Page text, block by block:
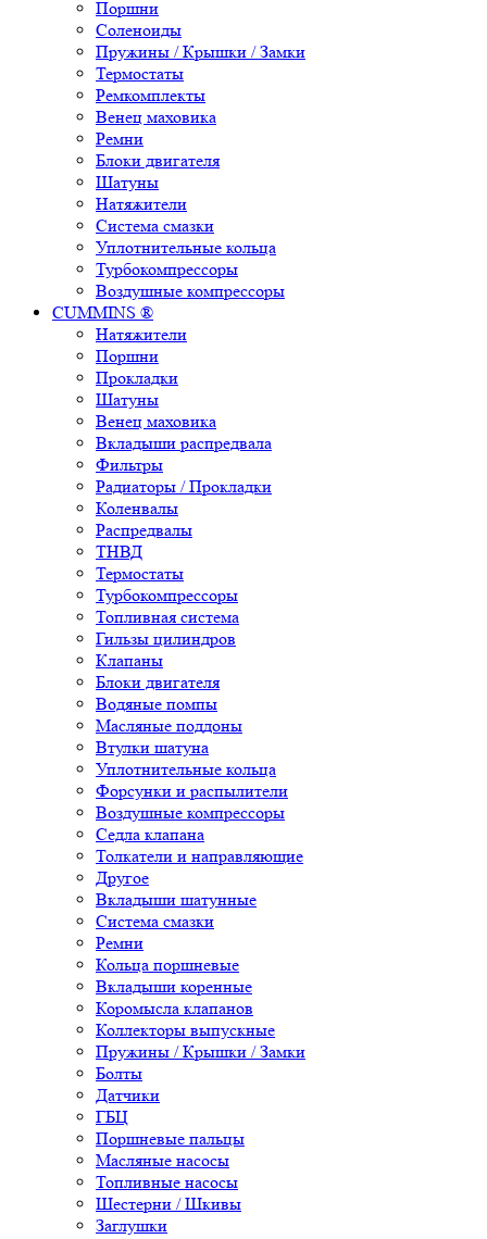
Поршни
Соленоиды
Пружины / Крышки / Замки
Термостаты
Ремкомплекты
Венец маховика
Ремни
Блоки двигателя
Шатуны
Натяжители
Система смазки
Уплотнительные кольца
Турбокомпрессоры
Воздушные компрессоры
CUMMINS ®
Натяжители
Поршни
Прокладки
Шатуны
Венец маховика
Вкладыши распредвала
Фильтры
Радиаторы / Прокладки
Коленвалы
Распредвалы
ТНВД
Термостаты
Турбокомпрессоры
Топливная система
Гильзы цилиндров
Клапаны
Блоки двигателя
Водяные помпы
Масляные поддоны
Втулки шатуна
Уплотнительные кольца
Форсунки и распылители
Воздушные компрессоры
Седла клапана
Толкатели и направляющие
Другое
Вкладыши шатунные
Система смазки
Ремни
Кольца поршневые
Вкладыши коренные
Коромысла клапанов
Коллекторы выпускные
Пружины / Крышки / Замки
Болты
Датчики
ГБЦ
Поршневые пальцы
Масляные насосы
Топливные насосы
Шестерни / Шкивы
Заглушки